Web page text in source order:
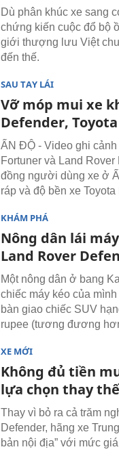
Dù phân khúc xe sang
chứng kiến cuộc đổ bộ
giới thượng lưu Việt
đến thế.
SAU TAY LÁI
Vỡ móp mui xe
Defender,
ẤN ĐỘ - Video ghi
Fortuner và Land
đồng người dùng xe ở
ráp và độ bền xe Toyota
KHÁM PHÁ
Nông dân lái
Land Rover
Một nông dân ở bang
chiếc máy kéo của
bàn giao chiếc SUV
rupee (tương đương
XE MỚI
Không đủ tiền
lựa chọn thay
Thay vì bỏ ra cả trăm
Defender, hãng xe
bản nội địa” với mức